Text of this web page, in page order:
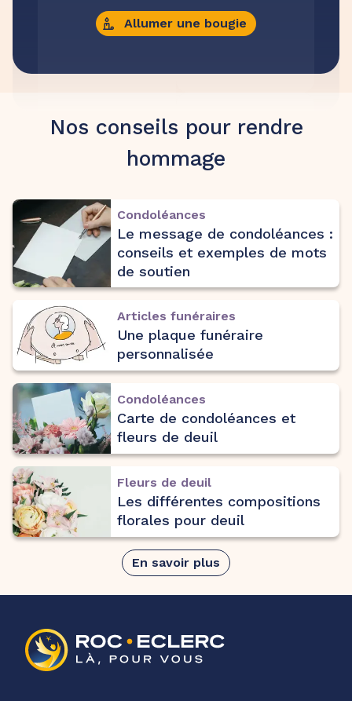
Allumer une bougie
Nos conseils pour rendre
hommage
Condoléances
Le message de condoléances :
conseils et exemples de mots
de soutien
Articles funéraires
Une plaque funéraire
personnalisée
Condoléances
Carte de condoléances et
fleurs de deuil
Fleurs de deuil
Les différentes compositions
florales pour deuil
En savoir plus